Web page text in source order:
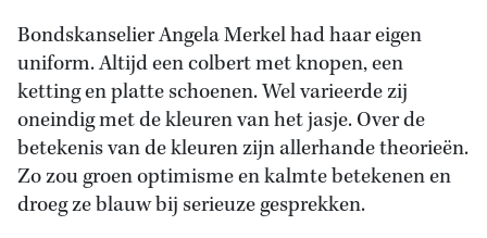
Bondskanselier Angela Merkel had haar eigen
uniform. Altijd een colbert met knopen, een
ketting en platte schoenen. Wel varieerde zij
oneindig met de kleuren van het jasje. Over de
betekenis van de kleuren zijn allerhande theorieën.
Zo zou groen optimisme en kalmte betekenen en
droeg ze blauw bij serieuze gesprekken.